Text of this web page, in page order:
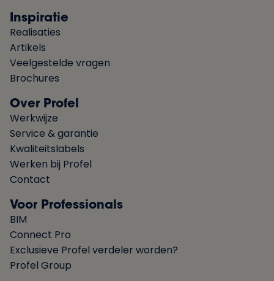
Inspiratie
Realisaties
Artikels
Veelgestelde vragen
Brochures
Over Profel
Werkwijze
Service & garantie
Kwaliteitslabels
Werken bij Profel
Contact
Voor Professionals
BIM
Connect Pro
Exclusieve Profel verdeler worden?
Profel Group